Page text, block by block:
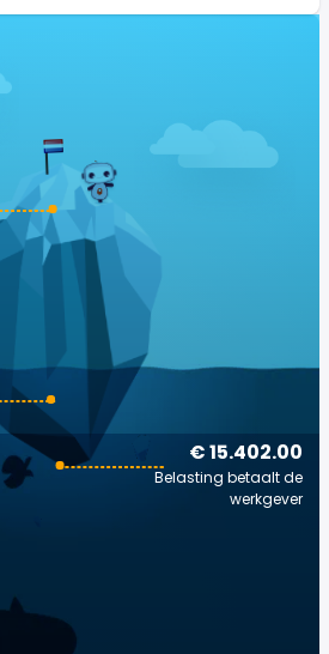
€ 15.402.00
Belasting betaalt de
werkgever